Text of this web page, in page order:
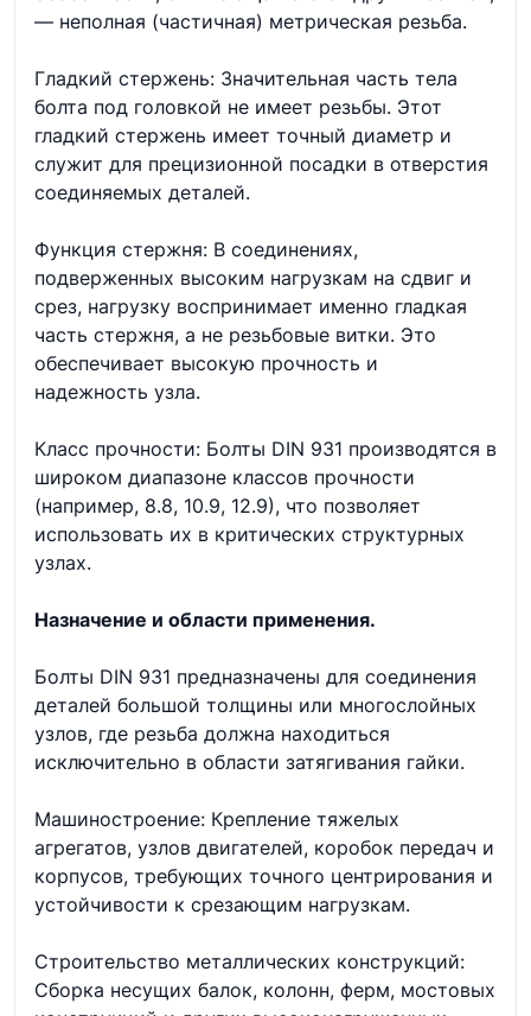
— неполная (частичная) метрическая резьба.
Гладкий стержень: Значительная часть тела
болта под головкой не имеет резьбы. Этот
гладкий стержень имеет точный диаметр и
служит для прецизионной посадки в отверстия
соединяемых деталей.
Функция стержня: В соединениях,
подверженных высоким нагрузкам на сдвиг и
срез, нагрузку воспринимает именно гладкая
часть стержня, а не резьбовые витки. Это
обеспечивает высокую прочность и
надежность узла.
Класс прочности: Болты DIN 931 производятся в
широком диапазоне классов прочности
(например, 8.8, 10.9, 12.9), что позволяет
использовать их в критических структурных
узлах.
Назначение и области применения.
Болты DIN 931 предназначены для соединения
деталей большой толщины или многослойных
узлов, где резьба должна находиться
исключительно в области затягивания гайки.
Машиностроение: Крепление тяжелых
агрегатов, узлов двигателей, коробок передач и
корпусов, требующих точного центрирования и
устойчивости к срезающим нагрузкам.
Строительство металлических конструкций:
Сборка несущих балок, колонн, ферм, мостовых